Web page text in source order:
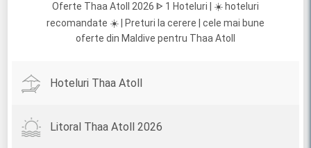
Oferte Thaa Atoll 2026 ᐈ 1 Hoteluri | ☀️ hoteluri
recomandate ☀️ | Preturi la cerere | cele mai bune
oferte din Maldive pentru Thaa Atoll
Hoteluri Thaa Atoll
Litoral Thaa Atoll 2026